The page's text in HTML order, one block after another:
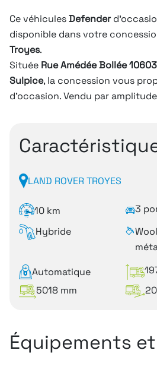
Ce véhiculesDefender
disponible dans votre
Troyes.
Située Rue Amédée Bollée
Sulpice, la concession vous
d'occasion. Vendu par
LAND ROVER TROYES
10 km
3
Hybride
Automatique
5018 mm
Équipements